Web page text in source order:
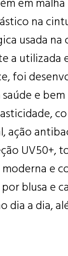
na
usada
a utilizada
foi
e
ação
UV50+,
e
blusa e
dia a dia,